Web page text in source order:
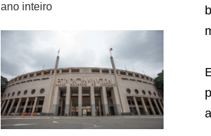
ano inteiro